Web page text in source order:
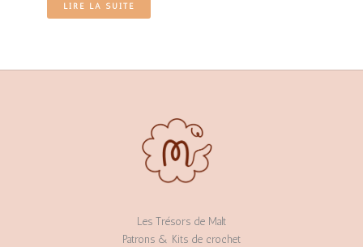
LIRE LA SUITE
Les Trésors de Malt
Patrons & Kits de crochet